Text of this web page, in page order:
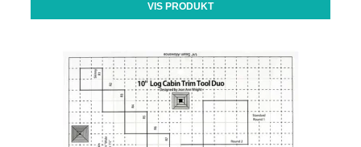
VIS PRODUKT